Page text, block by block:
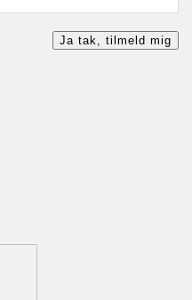
Ja tak, tilmeld mig